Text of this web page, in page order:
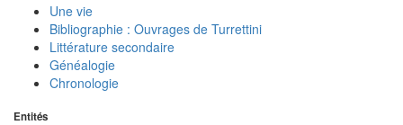
Une vie
Bibliographie : Ouvrages de Turrettini
Littérature secondaire
Généalogie
Chronologie
Entités